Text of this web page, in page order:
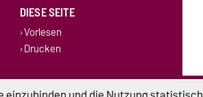
DIESE SEITE
Vorlesen
Drucken